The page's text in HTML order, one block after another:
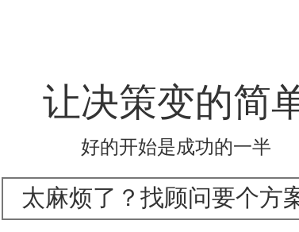
让决策变的简
好的开始是成功的一半
太麻烦了？找顾问要个方